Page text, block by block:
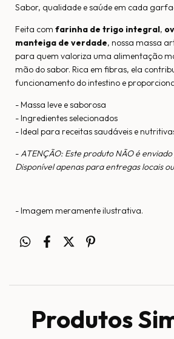
Sabor, qualidade e saúde em cada
Feita com farinha de trigo integral,
manteiga de verdade, nossa massa
para quem valoriza uma alimentação
mão do sabor. Rica em fibras, ela
funcionamento do intestino e
- Massa leve e saborosa
- Ingredientes selecionados
- Ideal para receitas saudáveis e
-ATENÇÃO: Este produto NÃO é
Disponível apenas para entregas locais
- Imagem meramente ilustrativa.
Produtos